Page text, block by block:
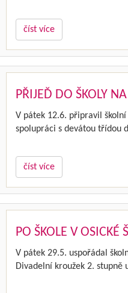
číst více
PŘIJEĎ DO ŠKOLY
V pátek 12.6. připravil
spolupráci s devátou třídou
číst více
PO ŠKOLE V OSICKÉ
V pátek 29.5. uspořádal
Divadelní kroužek 2. stupně